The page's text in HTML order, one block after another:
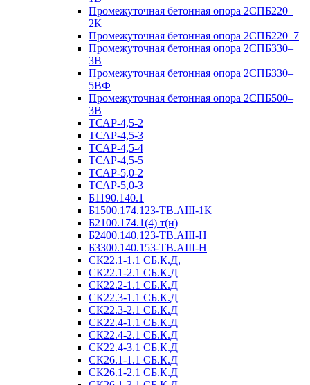
Промежуточная бетонная опора 2СПБ220–
2К
Промежуточная бетонная опора 2СПБ220–7
Промежуточная бетонная опора 2СПБ330–
3В
Промежуточная бетонная опора 2СПБ330–
5ВФ
Промежуточная бетонная опора 2СПБ500–
3В
ТСАР-4,5-2
ТСАР-4,5-3
ТСАР-4,5-4
ТСАР-4,5-5
ТСАР-5,0-2
ТСАР-5,0-3
Б1190.140.1
Б1500.174.123-ТВ.АIII-1К
Б2100.174.1(4) т(н)
Б2400.140.123-ТВ.АIII-Н
Б3300.140.153-ТВ.АIII-Н
СК22.1-1.1 СБ.К.Д,
СК22.1-2.1 СБ.К.Д
СК22.2-1.1 СБ.К.Д
СК22.3-1.1 СБ.К.Д
СК22.3-2.1 СБ.К.Д
СК22.4-1.1 СБ.К.Д
СК22.4-2.1 СБ.К.Д
СК22.4-3.1 СБ.К.Д
СК26.1-1.1 СБ.К.Д
СК26.1-2.1 СБ.К.Д